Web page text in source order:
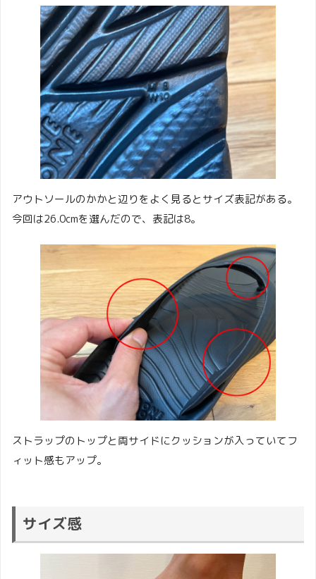
アウトソールのかかと辺りをよく見るとサイズ表記がある。
今回は26.0cmを選んだので、表記は8。
ストラップのトップと両サイドにクッションが入っていてフ
ィット感もアップ。
サイズ感